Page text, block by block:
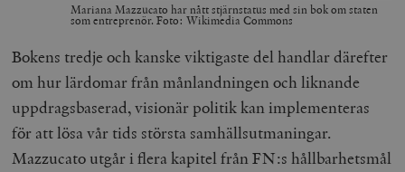
Mariana Mazzucato har nått stjärnstatus med sin bok om staten
som entreprenör. Foto: Wikimedia Commons
Bokens tredje och kanske viktigaste del handlar därefter
om hur lärdomar från månlandningen och liknande
uppdragsbaserad, visionär politik kan implementeras
för att lösa vår tids största samhällsutmaningar.
Mazzucato utgår i flera kapitel från FN:s hållbarhetsmål